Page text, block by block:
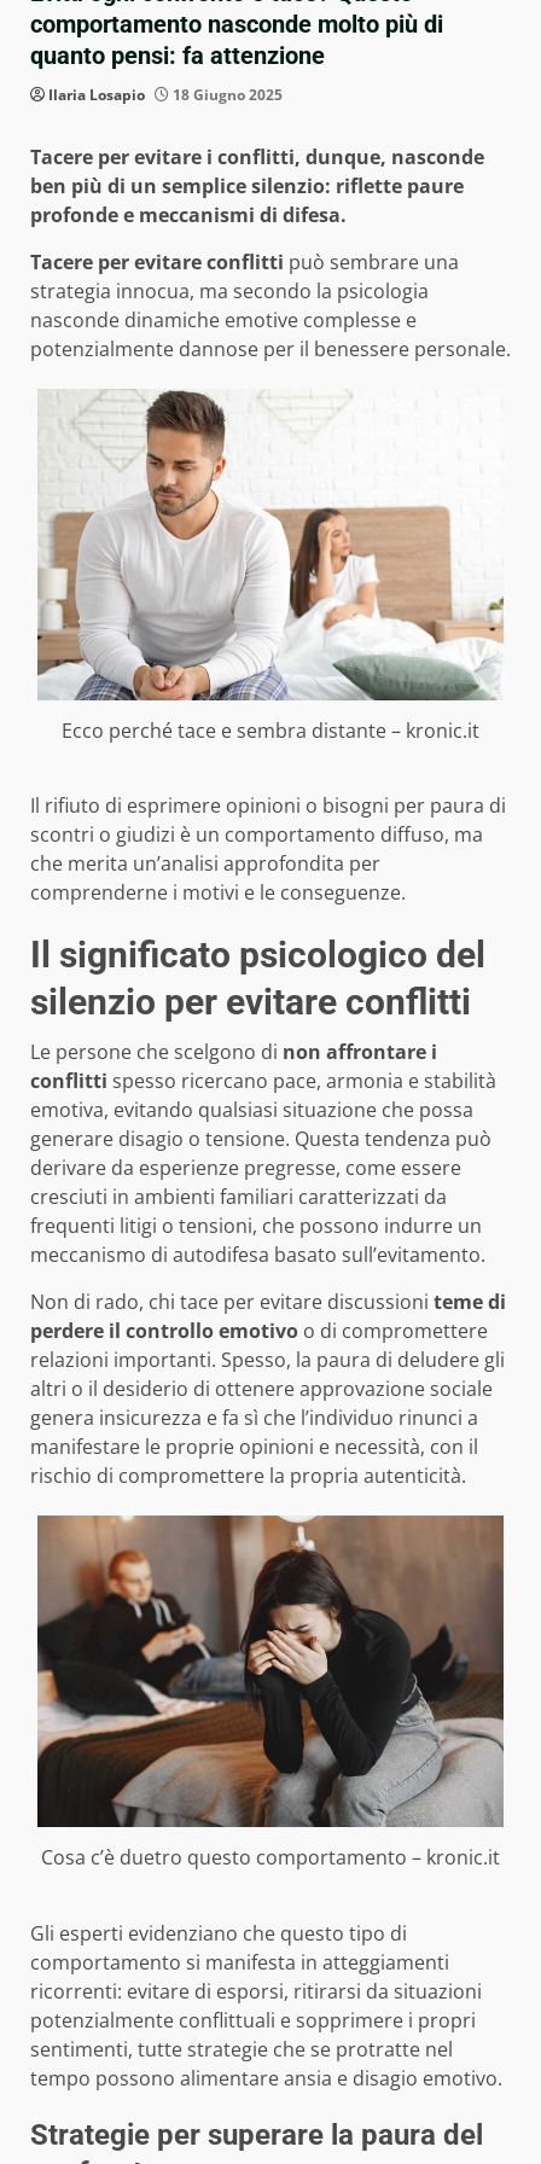
comportamento nasconde molto più di
quanto pensi: fa attenzione
Ilaria Losapio 18 Giugno 2025
Tacere per evitare i conflitti, dunque, nasconde
ben più di un semplice silenzio: riflette paure
profonde e meccanismi di difesa.
Tacere per evitare conflitti può sembrare una
strategia innocua, ma secondo la psicologia
nasconde dinamiche emotive complesse e
potenzialmente dannose per il benessere personale.
Ecco perché tace e sembra distante – kronic.it
Il rifiuto di esprimere opinioni o bisogni per paura di
scontri o giudizi è un comportamento diffuso, ma
che merita un’analisi approfondita per
comprenderne i motivi e le conseguenze.
Il significato psicologico del
silenzio per evitare conflitti
Le persone che scelgono di non affrontare i
conflitti spesso ricercano pace, armonia e stabilità
emotiva, evitando qualsiasi situazione che possa
generare disagio o tensione. Questa tendenza può
derivare da esperienze pregresse, come essere
cresciuti in ambienti familiari caratterizzati da
frequenti litigi o tensioni, che possono indurre un
meccanismo di autodifesa basato sull’evitamento.
Non di rado, chi tace per evitare discussioni teme di
perdere il controllo emotivo o di compromettere
relazioni importanti. Spesso, la paura di deludere gli
altri o il desiderio di ottenere approvazione sociale
genera insicurezza e fa sì che l’individuo rinunci a
manifestare le proprie opinioni e necessità, con il
rischio di compromettere la propria autenticità.
Cosa c’è duetro questo comportamento – kronic.it
Gli esperti evidenziano che questo tipo di
comportamento si manifesta in atteggiamenti
ricorrenti: evitare di esporsi, ritirarsi da situazioni
potenzialmente conflittuali e sopprimere i propri
sentimenti, tutte strategie che se protratte nel
tempo possono alimentare ansia e disagio emotivo.
Strategie per superare la paura del